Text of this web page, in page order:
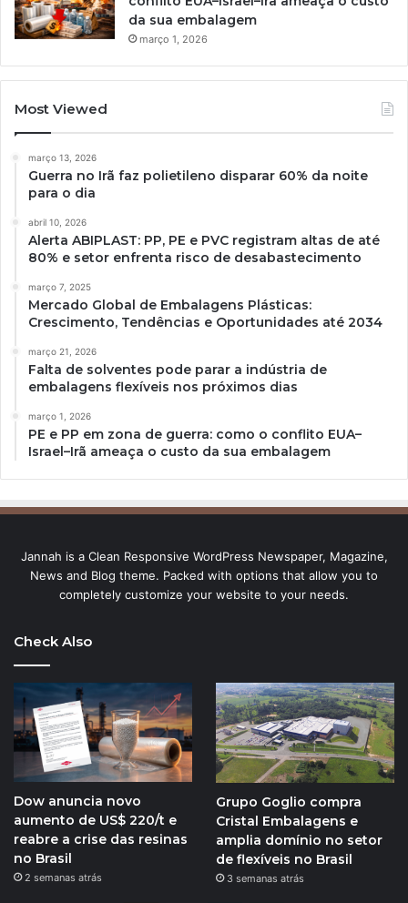
da sua embalagem
março 1, 2026
Most Viewed
março 13, 2026
Guerra no Irã faz polietileno disparar 60% da noite
para o dia
abril 10, 2026
Alerta ABIPLAST: PP, PE e PVC registram altas de até
80% e setor enfrenta risco de desabastecimento
março 7, 2025
Mercado Global de Embalagens Plásticas:
Crescimento, Tendências e Oportunidades até 2034
março 21, 2026
Falta de solventes pode parar a indústria de
embalagens flexíveis nos próximos dias
março 1, 2026
PE e PP em zona de guerra: como o conflito EUA–
Israel–Irã ameaça o custo da sua embalagem
Jannah is a Clean Responsive WordPress Newspaper, Magazine,
News and Blog theme. Packed with options that allow you to
completely customize your website to your needs.
Check Also
Dow anuncia novo
aumento de US$ 220/t e
reabre a crise das resinas
no Brasil
2 semanas atrás
Grupo Goglio compra
Cristal Embalagens e
amplia domínio no setor
de flexíveis no Brasil
3 semanas atrás